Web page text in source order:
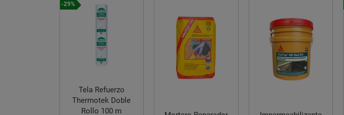
-29%
Tela Refuerzo
Thermotek Doble
Rollo 100 m